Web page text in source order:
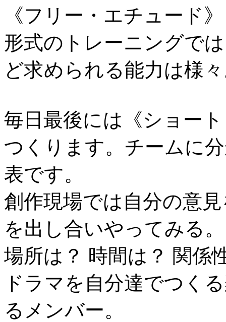
《フリー・エチュード
形式のトレーニングで
ど求められる能力は様
毎日最後には《ショー
つくります。チームに
表です。
創作現場では自分の意
を出し合いやってみる。
場所は？ 時間は？ 関係
ドラマを自分達でつく
るメンバー。